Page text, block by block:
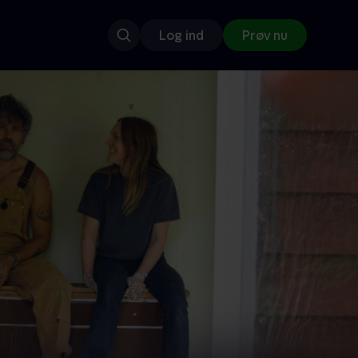
Log ind Prøv nu